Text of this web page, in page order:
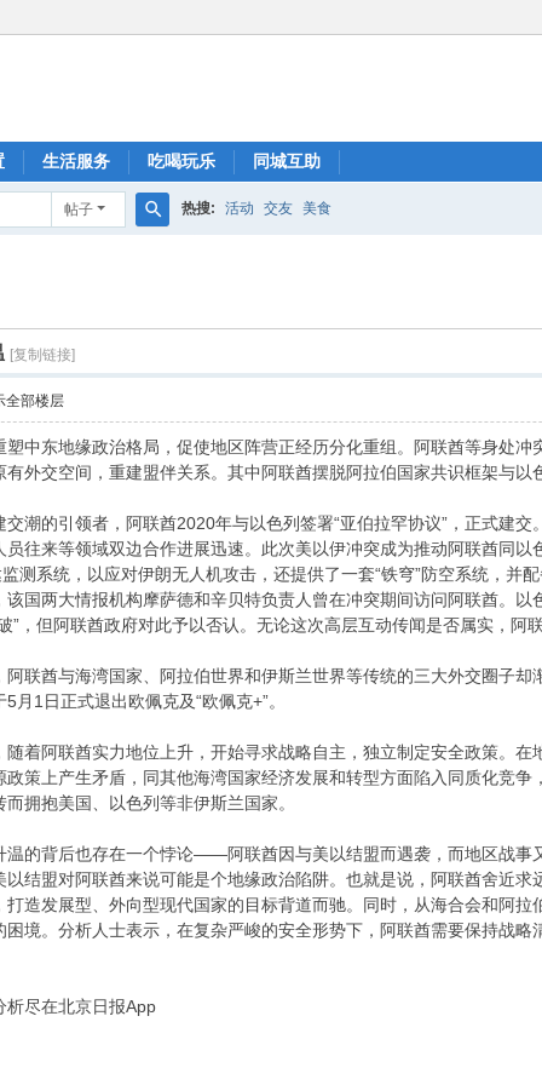
生活服务 吃喝玩乐 同城互助
帖子 热搜: 活动 交友 美食
[复制链接]
全部楼层
中东地缘政治格局，促使地区阵营正经历分化重组。阿联酋等身处
外交空间，重建盟伴关系。其中阿联酋摆脱阿拉伯国家共识框架与以
潮的引领者，阿联酋2020年与以色列签署“亚伯拉罕协议”，正式建
往来等领域双边合作进展迅速。此次美以伊冲突成为推动阿联酋同
测系统，以应对伊朗无人机攻击，还提供了一套“铁穹”防空系统，并
国两大情报机构摩萨德和辛贝特负责人曾在冲突期间访问阿联酋。
”，但阿联酋政府对此予以否认。无论这次高层互动传闻是否属实，阿
联酋与海湾国家、阿拉伯世界和伊斯兰世界等传统的三大外交圈子
1日正式退出欧佩克及“欧佩克+”。
着阿联酋实力地位上升，开始寻求战略自主，独立制定安全政策。
策上产生矛盾，同其他海湾国家经济发展和转型方面陷入同质化竞
拥抱美国、以色列等非伊斯兰国家。
的背后也存在一个悖论——阿联酋因与美以结盟而遇袭，而地区战事
结盟对阿联酋来说可能是个地缘政治陷阱。也就是说，阿联酋舍近
造发展型、外向型现代国家的目标背道而驰。同时，从海合会和阿
境。分析人士表示，在复杂严峻的安全形势下，阿联酋需要保持战
析尽在北京日报App